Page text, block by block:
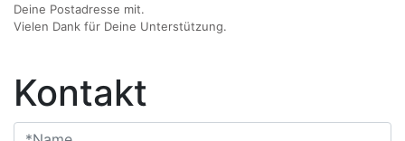
Deine Postadresse mit.
Vielen Dank für Deine Unterstützung.
Kontakt